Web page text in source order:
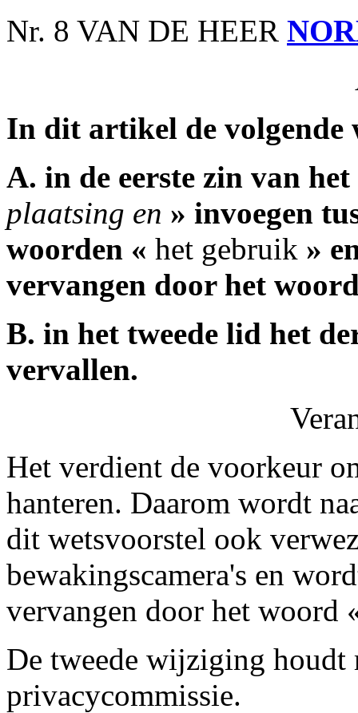
Nr. 8 VAN DE HEER
In dit artikel de volgende
A. in de eerste zin van
plaatsing en » invoegen
woorden « het gebruik »
vervangen door het
B. in het tweede lid het
vervallen.
Het verdient de voorkeur
hanteren. Daarom wordt
dit wetsvoorstel ook
bewakingscamera's en
vervangen door het woord
De tweede wijziging houdt
privacycommissie.